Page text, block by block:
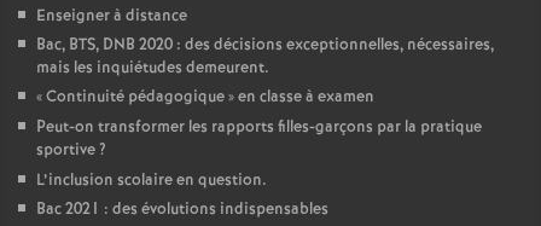
Enseigner à distance
Bac, BTS, DNB 2020 : des décisions exceptionnelles, nécessaires,
mais les inquiétudes demeurent.
«Continuité pédagogique» en classe à examen
Peut-on transformer les rapports filles-garçons par la pratique
sportive?
L’inclusion scolaire en question.
Bac 2021 : des évolutions indispensables